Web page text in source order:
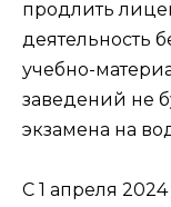
продлить
деятельность
учебно-
заведений не
экзамена на
С 1 апреля